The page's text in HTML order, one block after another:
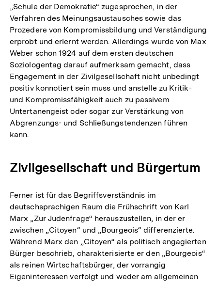
„Schule der Demokratie“ zugesprochen, in der
Verfahren des Meinungsaustausches sowie das
Prozedere von Kompromissbildung und Verständigung
erprobt und erlernt werden. Allerdings wurde von Max
Weber schon 1924 auf dem ersten deutschen
Soziologentag darauf aufmerksam gemacht, dass
Engagement in der Zivilgesellschaft nicht unbedingt
positiv konnotiert sein muss und anstelle zu Kritik-
und Kompromissfähigkeit auch zu passivem
Untertanengeist oder sogar zur Verstärkung von
Abgrenzungs- und Schließungstendenzen führen
kann.
Zivilgesellschaft und Bürgertum
Ferner ist für das Begriffsverständnis im
deutschsprachigen Raum die Frühschrift von Karl
Marx „Zur Judenfrage“ herauszustellen, in der er
zwischen „Citoyen“ und „Bourgeois“ differenzierte.
Während Marx den „Citoyen“ als politisch engagierten
Bürger beschrieb, charakterisierte er den „Bourgeois“
als reinen Wirtschaftsbürger, der vorrangig
Eigeninteressen verfolgt und weder am allgemeinen